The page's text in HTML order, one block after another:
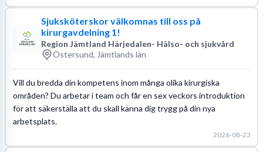
Sjuksköterskor välkomnas till oss på
kirurgavdelning 1!
Region Jämtland Härjedalen- Hälso- och sjukvård
Östersund, Jämtlands län
Vill du bredda din kompetens inom många olika kirurgiska
områden? Du arbetar i team och får en sex veckors introduktion
för att säkerställa att du skall känna dig trygg på din nya
arbetsplats.
2026-08-23